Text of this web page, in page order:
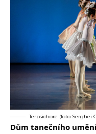
Terpsichore (foto Serghei
Dům tanečního